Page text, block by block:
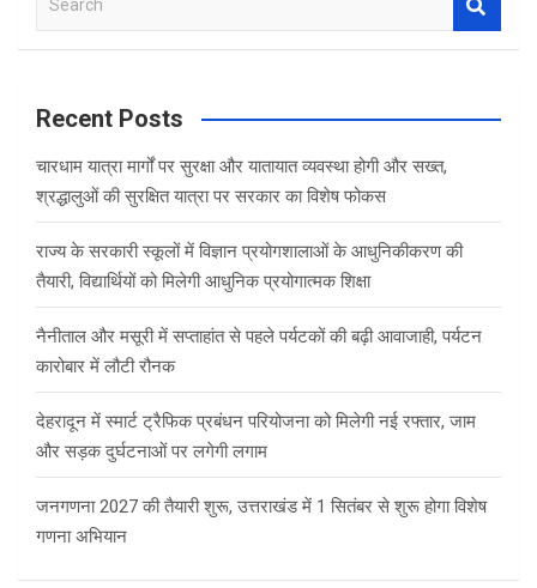
a
c
Recent Posts
चारधाम यात्रा मार्गों पर सुरक्षा और यातायात व्यवस्था होगी और सख्त,
श्रद्धालुओं की सुरक्षित यात्रा पर सरकार का विशेष फोकस
राज्य के सरकारी स्कूलों में विज्ञान प्रयोगशालाओं के आधुनिकीकरण की
तैयारी, विद्यार्थियों को मिलेगी आधुनिक प्रयोगात्मक शिक्षा
नैनीताल और मसूरी में सप्ताहांत से पहले पर्यटकों की बढ़ी आवाजाही, पर्यटन
कारोबार में लौटी रौनक
देहरादून में स्मार्ट ट्रैफिक प्रबंधन परियोजना को मिलेगी नई रफ्तार, जाम
और सड़क दुर्घटनाओं पर लगेगी लगाम
जनगणना 2027 की तैयारी शुरू, उत्तराखंड में 1 सितंबर से शुरू होगा विशेष
गणना अभियान